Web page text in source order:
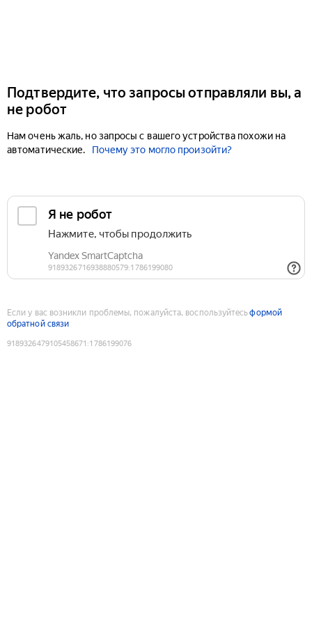
Подтвердите, что запросы отправляли вы, а
не робот
Нам очень жаль, но запросы с вашего устройства похожи на
автоматические.
Почему это могло произойти?
Если у вас возникли проблемы, пожалуйста, воспользуйтесьформой
обратной связи
9189326479105458671 :1786199076